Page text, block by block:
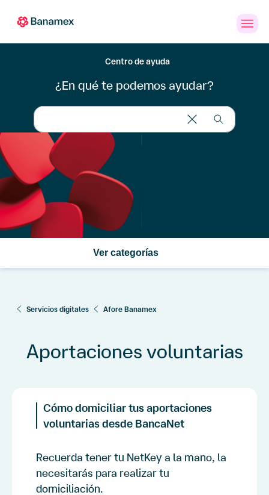
Personas Empresas
Centro de ayuda
¿En qué te podemos ayudar?
de
Inversiones
Créditos
Procesos
sucursales
Servicios digitales Afore Banamex
Aportaciones voluntarias
Cómo domiciliar tus aportaciones
voluntarias desde BancaNet
Recuerda tener tu NetKey a la mano, la
necesitarás para realizar tu
domiciliación.